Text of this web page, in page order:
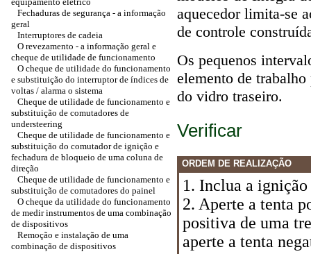
Fechaduras de segurança - a informação
geral
Interruptores de cadeia
O revezamento - a informação geral e
cheque de utilidade de funcionamento
O cheque de utilidade do funcionamento
e substituição do interruptor de índices de
voltas / alarma o sistema
Cheque de utilidade de funcionamento e
substituição de comutadores de
understeering
Cheque de utilidade de funcionamento e
substituição do comutador de ignição e
fechadura de bloqueio de uma coluna de
direção
Cheque de utilidade de funcionamento e
substituição de comutadores do painel
O cheque da utilidade do funcionamento
de medir instrumentos de uma combinação
de dispositivos
Remoção e instalação de uma
combinação de dispositivos
aquecedor limita-se
de controle
Os pequenos
elemento de
do vidro traseiro.
Verificar
ORDEM DE REALIZAÇÃO
1. Inclua a
2. Aperte a tenta
positiva de uma
aperte a tenta